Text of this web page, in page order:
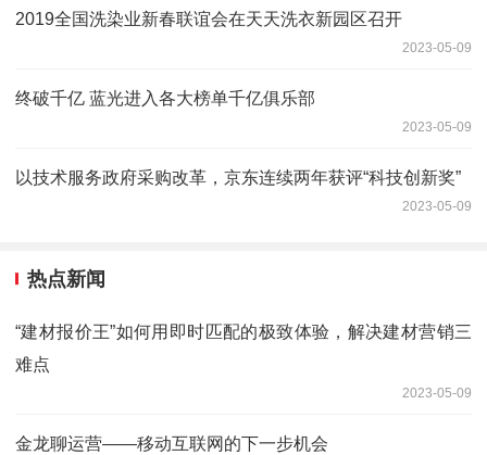
2019全国洗染业新春联谊会在天天洗衣新园区召开
2023-05-09
终破千亿 蓝光进入各大榜单千亿俱乐部
2023-05-09
以技术服务政府采购改革，京东连续两年获评“科技创新奖”
2023-05-09
热点新闻
“建材报价王”如何用即时匹配的极致体验，解决建材营销三
难点
2023-05-09
金龙聊运营——移动互联网的下一步机会